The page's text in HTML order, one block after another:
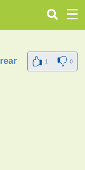
1 0